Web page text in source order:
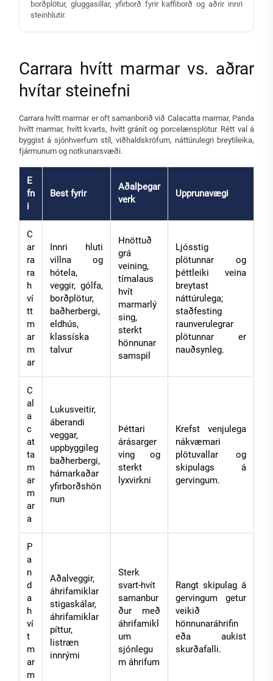
borðplötur, gluggasillar, yfirborð fyrir kaffiborð og aðrir innri
steinhlutir.
Carrara hvítt marmar vs. aðrar
hvítar steinefni
Carrara hvítt marmar er oft samanborið við Calacatta marmar, Panda
hvítt marmar, hvítt kvarts, hvítt gránít og porcelænsplötur. Rétt val á
byggist á sjónhverfum stíl, viðhaldskröfum, náttúrulegri breytileika,
fjármunum og notkunarsvæði.
E
fn
i
Best fyrir
Aðalþegar
verk
Upprunavægi
C
ar
ra
ra
h
ví
tt
m
ar
m
ar
Innri hluti
villna og
hótela,
veggir, gólfa,
borðplötur,
baðherbergi,
eldhús,
klassíska
talvur
Hnöttuð
grá
veining,
tímalaus
hvít
marmarlý
sing,
sterkt
hönnunar
samspil
Ljósstig
plötunnar og
þéttleiki veina
breytast
náttúrulega;
staðfesting
raunverulegrar
plötunnar er
nauðsynleg.
C
al
a
c
at
ta
m
ar
m
ar
a
Lukusveitir,
áberandi
veggar,
uppbyggileg
baðherbergi,
hámarkaðar
yfirborðshön
nun
Þéttari
árásarger
ving og
sterkt
lyxvirkni
Krefst venjulega
nákvæmari
plötuvallar og
skipulags á
gervingum.
P
a
n
d
a
h
ví
t
m
ar
m
Aðalveggir,
áhrifamiklar
stigaskálar,
áhrifamiklar
píttur,
listræn
innrými
Sterk
svart-hvít
samanbur
ður með
áhrifamikl
um
sjónlegu
m áhrifum
Rangt skipulag á
gervingum getur
veikið
hönnunaráhrifin
eða aukist
skurðafalli.